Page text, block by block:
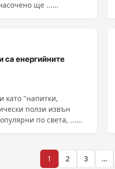
ще ......
са енергийните
като "напитки,
ползи извън
по света, ......
1 2 3 …